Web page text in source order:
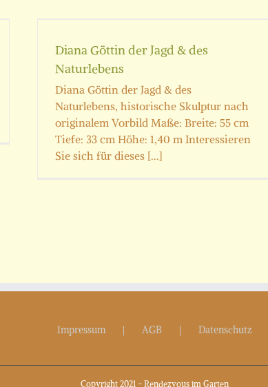
Diana Göttin der Jagd & des
Naturlebens
Diana Göttin der Jagd & des
Naturlebens, historische Skulptur nach
originalem Vorbild Maße: Breite: 55 cm
Tiefe: 33 cm Höhe: 1,40 m Interessieren
Sie sich für dieses [...]
Putten und Engel Skulpturen
Impressum AGB Datenschutz
Copyright 2021 - Rendezvous im Garten